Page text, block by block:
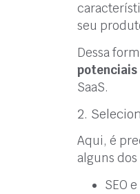
seu
Dessa
SaaS.
2.
Aqui, é
alguns
SEO